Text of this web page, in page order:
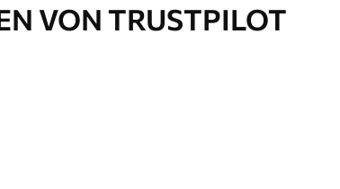
VON TRUSTPILOT